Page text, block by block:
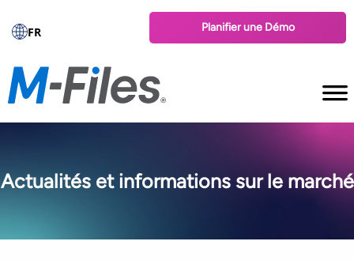
FR Planifier une Démo
Actualités et informations sur le marché